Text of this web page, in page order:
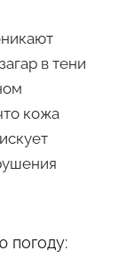
в тени
кожа
погоду: